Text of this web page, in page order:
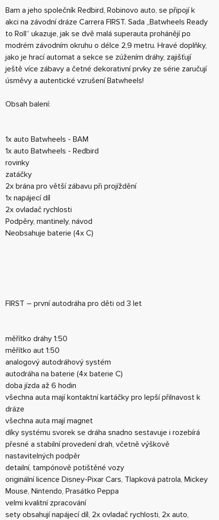
Bam a jeho společník Redbird, Robinovo auto, se připojí k
akci na závodní dráze Carrera FIRST. Sada „Batwheels Ready
to Roll“ ukazuje, jak se dvě malá superauta prohánějí po
modrém závodním okruhu o délce 2,9 metru. Hravé doplňky,
jako je hrací automat a sekce se zúžením dráhy, zajišťují
ještě více zábavy a četné dekorativní prvky ze série zaručují
úsměvy a autentické vzrušení Batwheels!
Obsah balení:
1x auto Batwheels - BAM
1x auto Batwheels - Redbird
rovinky
zatáčky
2x brána pro větší zábavu při projíždění
1x napájecí díl
2x ovladač rychlosti
Podpěry, mantinely, návod
Neobsahuje baterie (4x C)
FIRST – první autodráha pro děti od 3 let
měřítko dráhy 1:50
měřítko aut 1:50
analogový autodráhový systém
autodráha na baterie (4x baterie C)
doba jízda až 6 hodin
všechna auta mají kontaktní kartáčky pro lepší přilnavost k
dráze
všechna auta mají magnet
díky systému svorek se dráha snadno sestavuje i rozebírá
přesné a stabilní provedení drah, včetně výškově
nastavitelných podpěr
detailní, tampónově potištěné vozy
originální licence Disney-Pixar Cars, Tlapková patrola, Mickey
Mouse, Nintendo, Prasátko Peppa
velmi kvalitní zpracování
sety obsahují napájecí díl, 2x ovladač rychlosti, 2x auto,